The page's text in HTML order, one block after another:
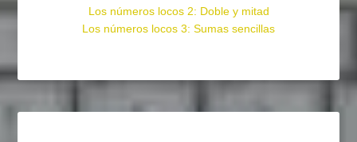
Los números locos 2: Doble y mitad
Los números locos 3: Sumas sencillas